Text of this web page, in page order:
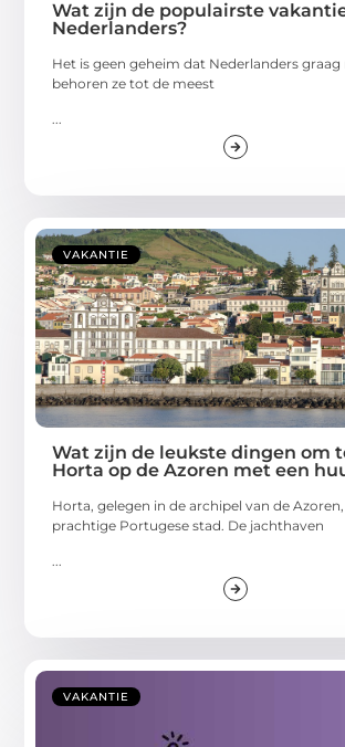
Wat zijn de populairste
Nederlanders?
Het is geen geheim dat Nederlanders graag
behoren ze tot de meest
VAKANTIE
Wat zijn de leukste dingen om
Horta op de Azoren met een
Horta, gelegen in de archipel van de Azoren,
prachtige Portugese stad. De jachthaven
VAKANTIE